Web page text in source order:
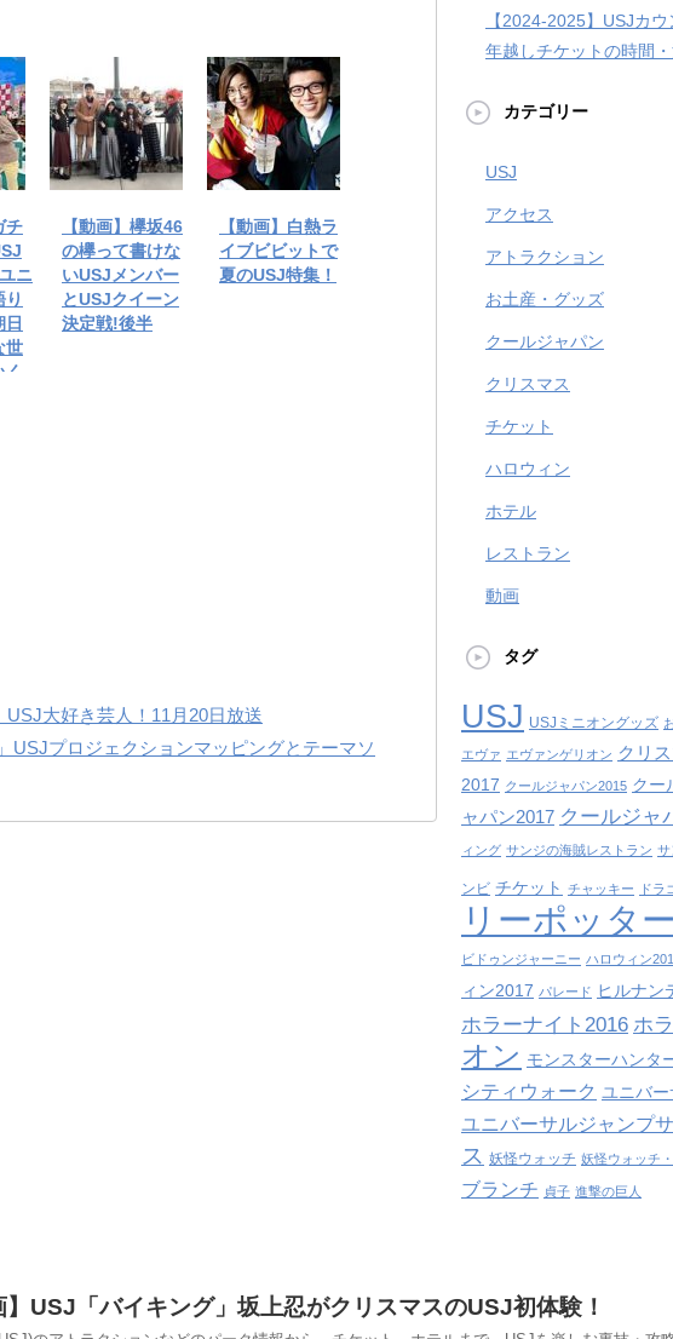
チ
ニ
世
【動画】欅坂46
の欅って書けな
いUSJメンバー
とUSJクイーン
決定戦!後半
【動画】白熱ラ
イブビビットで
夏のUSJ特集！
大好き芸人！11月20日放送
USJプロジェクションマッピングとテーマソ
【2024-2025】USJカ
年越しチケットの時間
カテゴリー
USJ
アクセス
アトラクション
お土産・グッズ
クールジャパン
クリスマス
チケット
ハロウィン
ホテル
レストラン
動画
タグ
USJ USJミニオングッズ
エヴァ エヴァンゲリオン クリ
2017 クールジャパン2015 クー
ャパン2017 クールジャ
ィング サンジの海賊レストラン サ
ンビ チケット チャッキー ドラ
リーポッター
ビドゥンジャーニー ハロウィン
ィン2017 パレード ヒルナン
ホラーナイト2016 ホ
オン モンスターハンタ
シティウォーク ユニバ
ユニバーサルジャンプ
ス 妖怪ウォッチ 妖怪ウォッチ
ブランチ 貞子 進撃の巨人
】USJ「バイキング」坂上忍がクリスマスのUSJ初体験！